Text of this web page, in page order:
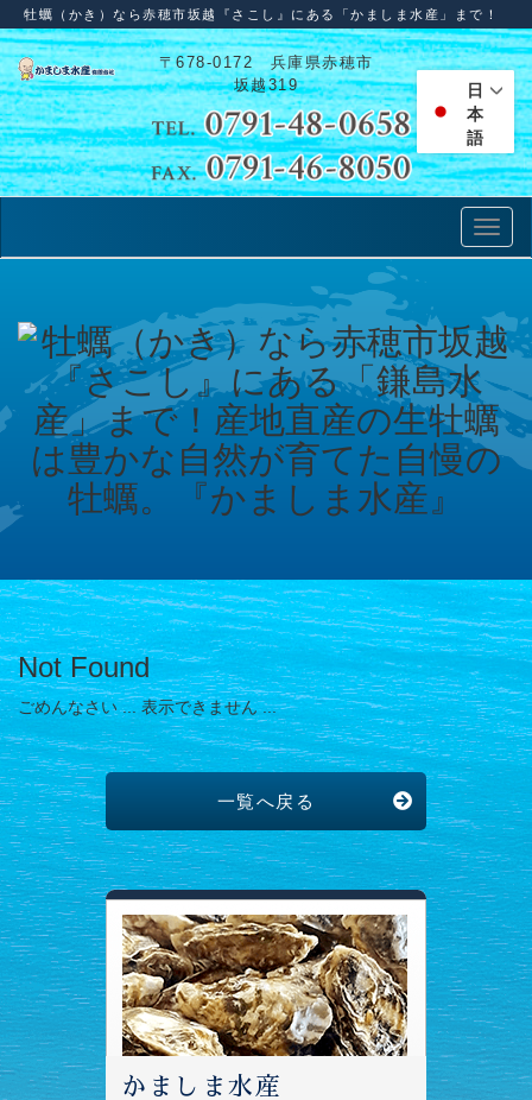
牡蠣（かき）なら赤穂市坂越『さこし』にある「かましま水産」まで！
〒678-0172 兵庫県赤穂市
坂越319
日
本
語
Not Found
ごめんなさい ... 表示できません ...
一覧へ戻る
かましま水産